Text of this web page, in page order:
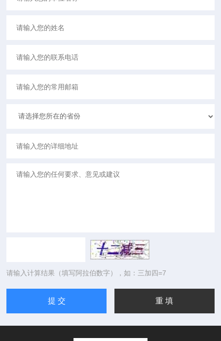
请输入计算结果（填写阿拉伯数字），如：三加四=7